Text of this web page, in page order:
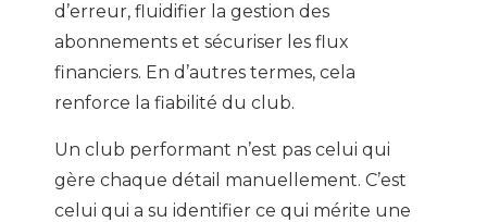
d’erreur, fluidifier la gestion des
abonnements et sécuriser les flux
financiers. En d’autres termes, cela
renforce la fiabilité du club.
Un club performant n’est pas celui qui
gère chaque détail manuellement. C’est
celui qui a su identifier ce qui mérite une